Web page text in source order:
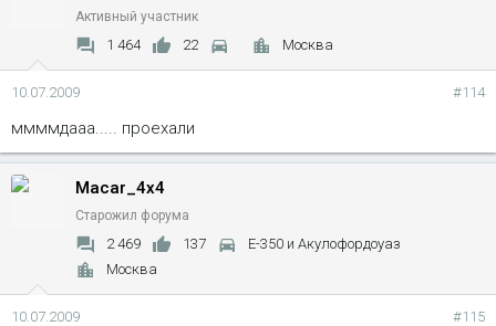
Активный участник
1 464 22 Москва
10.07.2009 #114
ммммдааа..... проехали
Macar_4x4
Старожил форума
2 469 137
Е-350 и Акулофордоуаз
Москва
10.07.2009 #115